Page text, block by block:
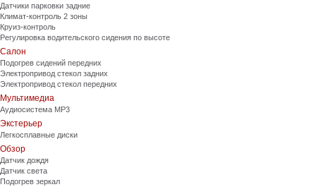
Датчики парковки задние
Климат-контроль 2 зоны
Круиз-контроль
Регулировка водительского сидения по высоте
Салон
Подогрев сидений передних
Электропривод стекол задних
Электропривод стекол передних
Мультимедиа
Аудиосистема MP3
Экстерьер
Легкосплавные диски
Обзор
Датчик дождя
Датчик света
Подогрев зеркал